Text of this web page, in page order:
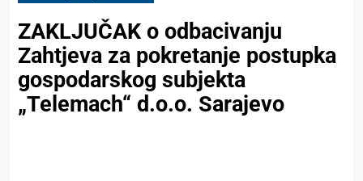
ZAKLJUČAK o odbacivanju
Zahtjeva za pokretanje postupka
gospodarskog subjekta
„Telemach“ d.o.o. Sarajevo